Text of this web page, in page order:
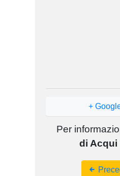
+
Per
di Acqui